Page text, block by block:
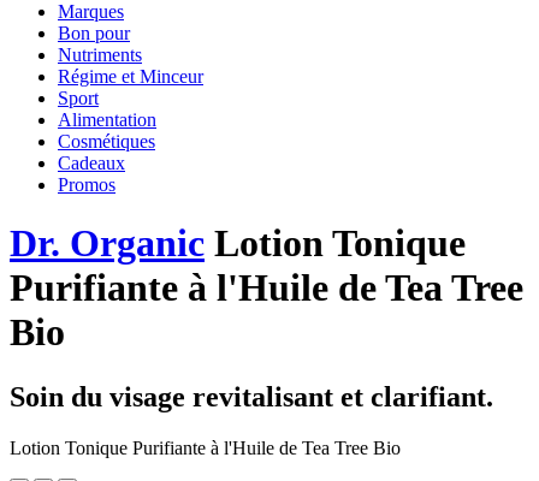
Marques
Bon pour
Nutriments
Régime et Minceur
Sport
Alimentation
Cosmétiques
Cadeaux
Promos
Dr. Organic Lotion Tonique
Purifiante à l'Huile de Tea Tree
Bio
Soin du visage revitalisant et clarifiant.
Lotion Tonique Purifiante à l'Huile de Tea Tree Bio